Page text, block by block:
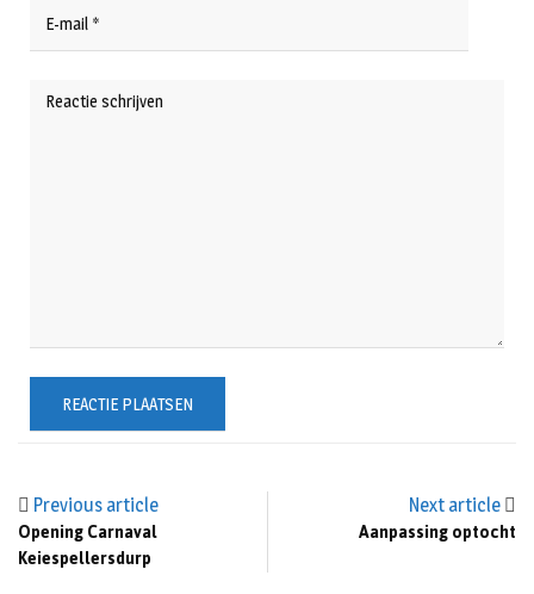
Previous article
Opening Carnaval
Keiespellersdurp
Next article
Aanpassing optocht